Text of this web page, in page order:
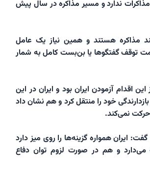
ندارد و مسیر مذاکره در سال پیش
مذاکره هستند و همین نیاز یک عامل
توقف گفتگوها یا بن‌بست کامل به شمار
اقدام آزمودن ایران بود و ایران در این
خود را منتقل کرد و هم نشان داد
حرکت نمی‌کند.
ایران همواره گزینه‌ها را روی میز دارد
و هم در صورت لزوم توان دفاع